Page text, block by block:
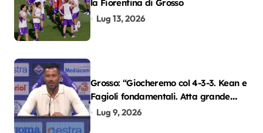
la Fiorentina di Grosso
Lug 13, 2026
Grosso: “Giocheremo col 4-3-3. Kean e
Fagioli fondamentali. Atta grande
colpo”
Lug 9, 2026